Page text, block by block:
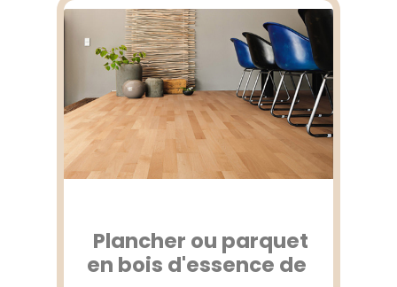
Plancher ou parquet
en bois d'essence de